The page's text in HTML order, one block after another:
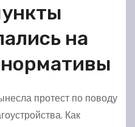
на
протест по поводу
Как